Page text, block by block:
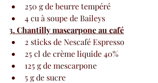
250 g de beurre tempéré
4 cu à soupe de Baileys
3. Chantilly mascarpone au café
2 sticks de Nescafé Espresso
25 cl de crème liquide 40%
125 g de mescarpone
5 g de sucre